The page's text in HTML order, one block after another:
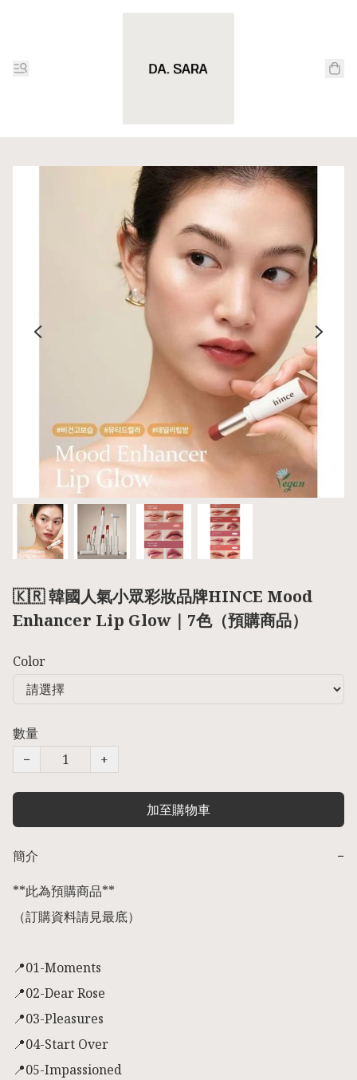
🇰🇷 韓國人氣小眾彩妝品牌HINCE Mood
Enhancer Lip Glow｜7色（預購商品）
Color
數量
−
+
加至購物車
簡介
−
**此為預購商品**
（訂購資料請見最底）
📍01-Moments
📍02-Dear Rose
📍03-Pleasures
📍04-Start Over
📍05-Impassioned